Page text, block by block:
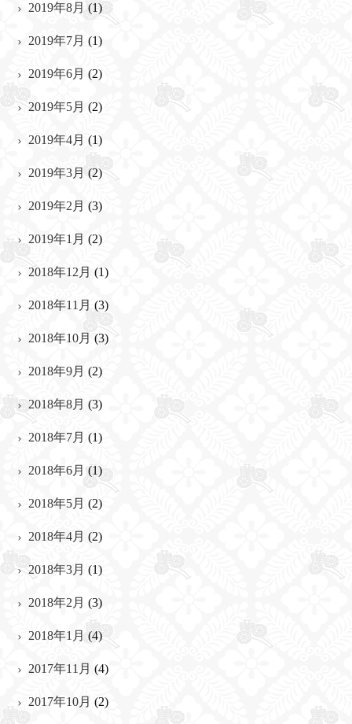
2019年8月 (1)
2019年7月 (1)
2019年6月 (2)
2019年5月 (2)
2019年4月 (1)
2019年3月 (2)
2019年2月 (3)
2019年1月 (2)
2018年12月 (1)
2018年11月 (3)
2018年10月 (3)
2018年9月 (2)
2018年8月 (3)
2018年7月 (1)
2018年6月 (1)
2018年5月 (2)
2018年4月 (2)
2018年3月 (1)
2018年2月 (3)
2018年1月 (4)
2017年11月 (4)
2017年10月 (2)